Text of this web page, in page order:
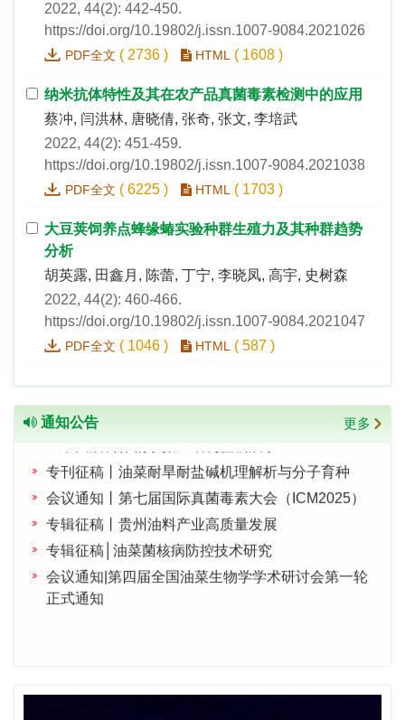
2022, 44(2): 442-450.
https://doi.org/10.19802/j.issn.1007-9084.2021026
PDF全文 ( 2736 ) HTML ( 1608 )
纳米抗体特性及其在农产品真菌毒素检测中的应用
蔡冲, 闫洪林, 唐晓倩, 张奇, 张文, 李培武
2022, 44(2): 451-459.
https://doi.org/10.19802/j.issn.1007-9084.2021038
PDF全文 ( 6225 ) HTML ( 1703 )
大豆荚饲养点蜂缘蝽实验种群生殖力及其种群趋势
分析
胡英露, 田鑫月, 陈蕾, 丁宁, 李晓凤, 高宇, 史树森
2022, 44(2): 460-466.
https://doi.org/10.19802/j.issn.1007-9084.2021047
PDF全文 ( 1046 ) HTML ( 587 )
通知公告 更多
专刊征稿│植物乳（奶）科学与技术
专刊征稿丨油菜耐旱耐盐碱机理解析与分子育种
会议通知丨第七届国际真菌毒素大会（ICM2025）
专辑征稿丨贵州油料产业高质量发展
专辑征稿│油菜菌核病防控技术研究
会议通知|第四届全国油菜生物学学术研讨会第一轮
正式通知